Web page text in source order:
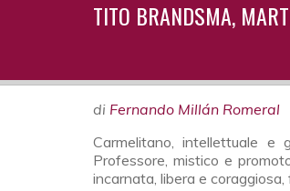
TITO BRANDSMA,
di Fernando Millán Romeral
Carmelitano, intellettuale e
Professore, mistico e
incarnata, libera e coraggiosa,